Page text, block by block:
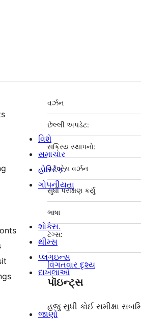
મેટા
વર્ઝન
છેલ્લી અપડેટ:
સક્રિય સ્થાપનો:
વર્ડપ્રેસ વર્ઝન
સુધી પરીક્ષણ કર્યું
ભાષા
ટૅગ્સ:
વિગતવાર દૃશ્ય
પૉઇન્ટ્સ
હજુ સુધી કોઈ સમીક્ષા
વિશે
સમાચાર
હોસ્ટિંગ.
ગોપનીયતા
શોકેસ.
થીમ્સ
પ્લગઇન્સ
દાખલાઓ
જાણો